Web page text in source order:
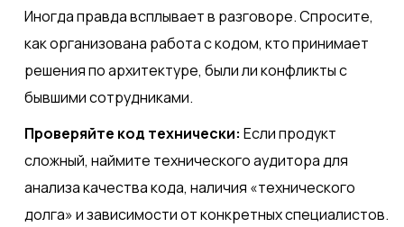
Иногда правда всплывает в разговоре. Спросите,
как организована работа с кодом, кто принимает
решения по архитектуре, были ли конфликты с
бывшими сотрудниками.
Проверяйте код технически: Если продукт
сложный, наймите технического аудитора для
анализа качества кода, наличия «технического
долга» и зависимости от конкретных специалистов.